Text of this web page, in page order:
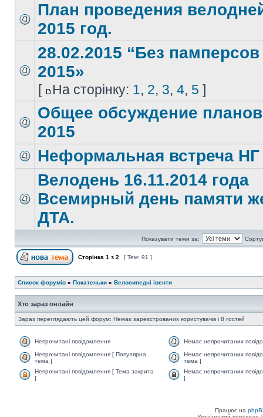
План проведения
2015 год.
28.02.2015 “Без
2015»
[ На сторінку: 1, 2, 3, 4, 5 ]
Общее обсуждение
2015
Неформальная встреча НГ
Велодень 16.11.2014 года
Всемирный день памяти
ДТА.
Показувати теми за:
Сторінка 1 з 2 [ Тем: 91 ]
Список форумів » Покатеньки » Велосипедні івенти
Хто зараз онлайн
Зараз переглядають цей форум: Немає зареєстрованих користувачів і 8 гостей
Непрочитані повідомлення
Немає непрочитаних
Непрочитані повідомлення [ Популярна
тема ]
Немає непрочитаних
тема ]
Непрочитані повідомлення [ Тема закрита
]
Немає непрочитаних
]
Працює на